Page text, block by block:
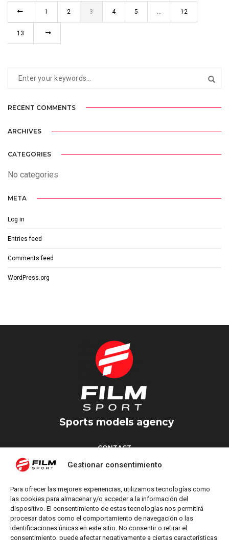
Gestionar consentimiento
Para ofrecer las mejores experiencias, utilizamos tecnologías como
las cookies para almacenar y/o acceder a la información del
dispositivo. El consentimiento de estas tecnologías nos permitirá
procesar datos como el comportamiento de navegación o las
identificaciones únicas en este sitio. No consentir o retirar el
consentimiento, puede afectar negativamente a ciertas características
1 2 3 4 5 … 12
13
RECENT COMMENTS
ARCHIVES
CATEGORIES
No categories
META
Log in
Entries feed
Comments feed
WordPress.org
Sports models agency
CONTACT
Torrent d’en Vidalet, 51 baixos
M: info@filmsport.es
Legal Notice
Privacy Policy